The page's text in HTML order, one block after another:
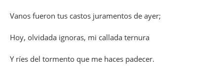
Vanos fueron tus castos juramentos de ayer;
Hoy, olvidada ignoras, mi callada ternura
Y ríes del tormento que me haces padecer.